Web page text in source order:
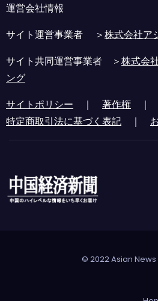
運営会社情報
サイト運営事業者 ＞株式会社ア
サイト共同運営事業者 ＞株式会
ング
サイトポリシー ｜ 著作権 ｜
特定商取引法に基づく表記 ｜
© 2022 Asian